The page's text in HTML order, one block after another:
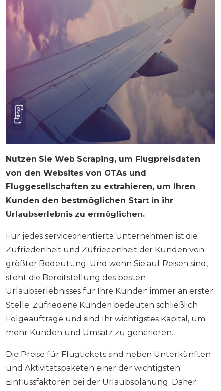
Nutzen Sie Web Scraping, um Flugpreisdaten
von den Websites von OTAs und
Fluggesellschaften zu extrahieren, um Ihren
Kunden den bestmöglichen Start in ihr
Urlaubserlebnis zu ermöglichen.
Für jedes serviceorientierte Unternehmen ist die
Zufriedenheit und Zufriedenheit der Kunden von
größter Bedeutung. Und wenn Sie auf Reisen sind,
steht die Bereitstellung des besten
Urlaubserlebnisses für Ihre Kunden immer an erster
Stelle. Zufriedene Kunden bedeuten schließlich
Folgeaufträge und sind Ihr wichtigstes Kapital, um
mehr Kunden und Umsatz zu generieren.
Die Preise für Flugtickets sind neben Unterkünften
und Aktivitätspaketen einer der wichtigsten
Einflussfaktoren bei der Urlaubsplanung. Daher